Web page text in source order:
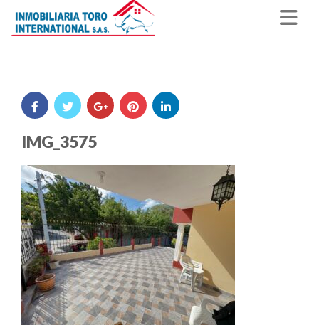
IMG_3575